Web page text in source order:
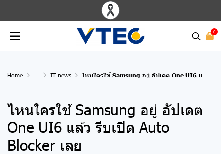
0
Home ... IT news ไหนใครใช้ Samsung อยู่ อัปเดต One UI6 แล้ว รีบเปิด Auto Blocker เลย
ไหนใครใช้ Samsung อยู่ อัปเดต
One UI6 แล้ว รีบเปิด Auto
Blocker เลย